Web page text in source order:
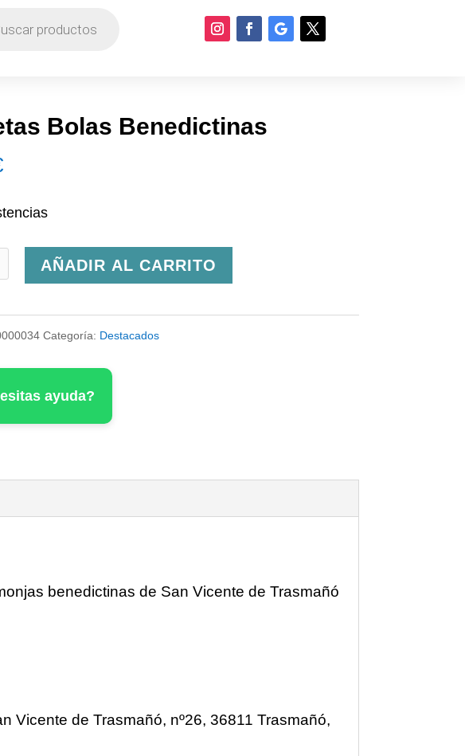
Bolas Benedictinas
AÑADIR AL CARRITO
Categoría: Destacados
ayuda?
benedictinas de San Vicente de Trasmañó
Vicente de Trasmañó, nº26, 36811 Trasmañó,